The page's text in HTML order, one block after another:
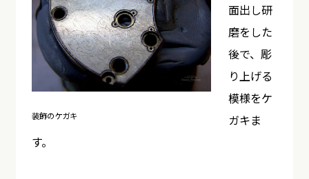
装飾のケガキ
面出し研
磨をした
後で、彫
り上げる
模様をケ
ガキま
す。